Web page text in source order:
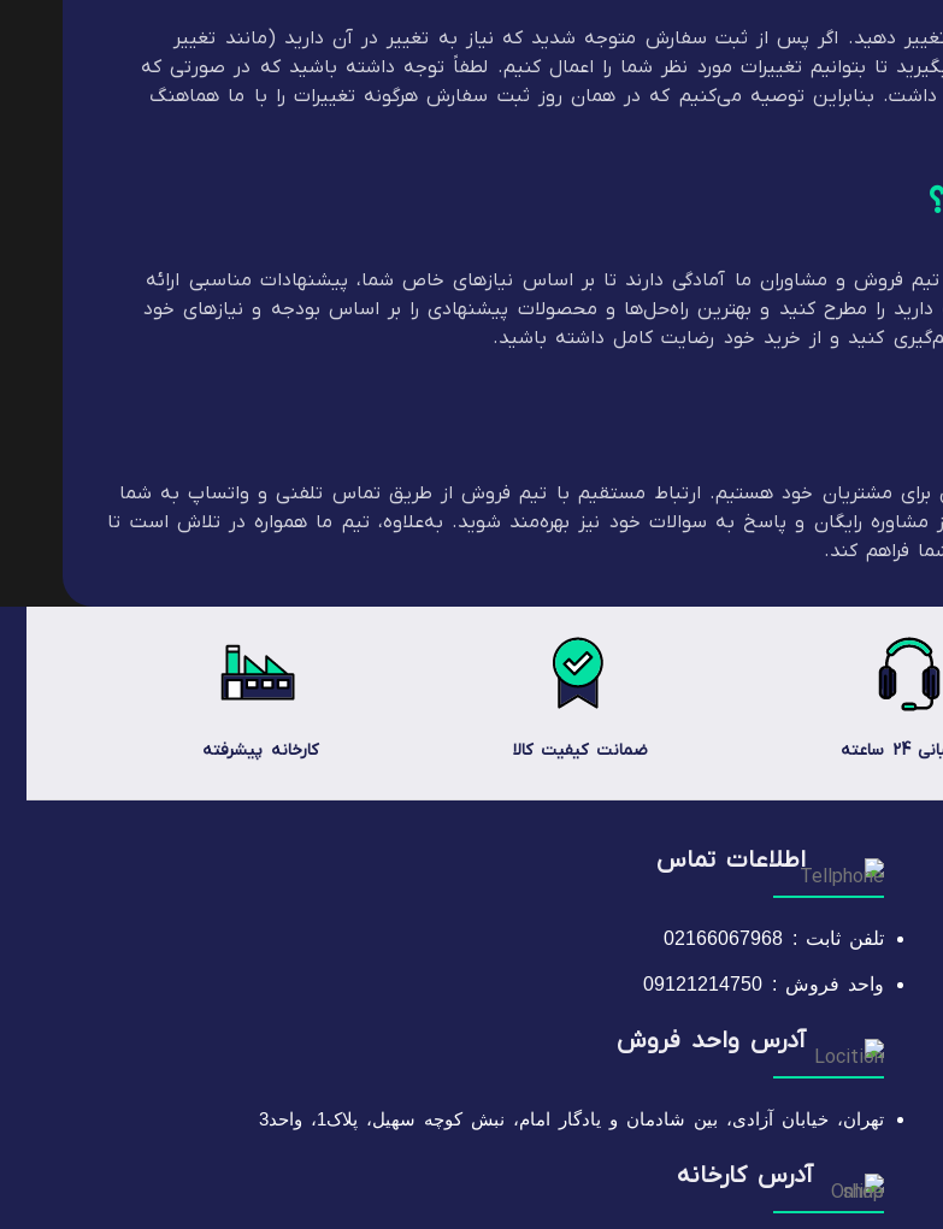
دهید. اگر پس از ثبت سفارش متوجه شدید که نیاز به تغییر در آن دارید (مانند تغییر
تا بتوانیم تغییرات مورد نظر شما را اعمال کنیم. لطفاً توجه داشته باشید که در صورتی که
بنابراین توصیه می‌کنیم که در همان روز ثبت سفارش هرگونه تغییرات را با ما هماهنگ
فروش و مشاوران ما آمادگی دارند تا بر اساس نیازهای خاص شما، پیشنهادات مناسبی ارائه
را مطرح کنید و بهترین راه‌حل‌ها و محصولات پیشنهادی را بر اساس بودجه و نیازهای خود
کنید و از خرید خود رضایت کامل داشته باشید.
مشتریان خود هستیم. ارتباط مستقیم با تیم فروش از طریق تماس تلفنی و واتساپ به شما
رایگان و پاسخ به سوالات خود نیز بهره‌مند شوید. به‌علاوه، تیم ما همواره در تلاش است تا
فراهم کند.
ساعته ضمانت کیفیت کالا کارخانه پیشرفته
اطلاعات تماس
تلفن ثابت : 02166067968
واحد فروش : 09121214750
آدرس واحد فروش
تهران، خیابان آزادی، بین شادمان و یادگار امام، نبش کوچه سهیل، پلاک1، واحد3
آدرس کارخانه